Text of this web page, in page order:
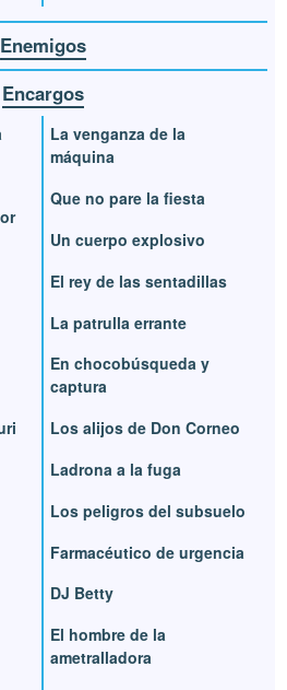
Enemigos
Encargos
La venganza de la
máquina
Que no pare la fiesta
Un cuerpo explosivo
El rey de las sentadillas
La patrulla errante
En chocobúsqueda y
captura
Los alijos de Don Corneo
Ladrona a la fuga
Los peligros del subsuelo
Farmacéutico de urgencia
DJ Betty
El hombre de la
ametralladora